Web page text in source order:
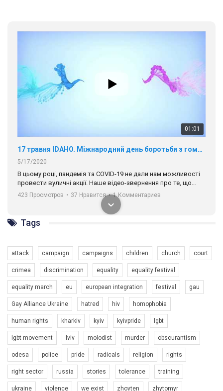
01:01
17 травня IDAHO. Міжнародний день боротьби з гомофобією трансфобією і біфобія.
5/17/2020
В цьому році, пандемія та COVІD-19 не дали нам можливості
провести вуличні акції. Наше відео-звернення про те, що
навіть коли ми у різних містах та не можемо зустрінеться, ми
разом. Ми закликаємо всіх хто поділяє цінності рівності та
солідарності, приєднатися до нас. Регіональні підрозділи
ГАУ є в 16 областях України.
Разом наш голос лунає гучніше!
423 Просмотров • 37 Нравится • 1 Комментариев
Зупинимо насильство проти ЛГБТ в Україні! Stop violence against LGBT in Ukraine!
6/30/2017
Емоційний та вражаючий промо-ролік на конкурс PACT, який
представляє програму "Гей-альянс Україна" з протидії
насильству проти ЛГБТ в Україні.
1.9K Просмотров • 226 Нравится 5 Комментариев
Tags
attack campaign campaigns children church court
crimea discrimination equality equality festival
equality march eu european integration festival gau
Gay Alliance Ukraine hatred hiv homophobia
human rights kharkiv kyiv kyivpride lgbt
lgbt movement lviv molodist murder obscurantism
odesa police pride radicals religion rights
right sector russia stories tolerance training
ukraine violence we exist zhovten zhytomyr